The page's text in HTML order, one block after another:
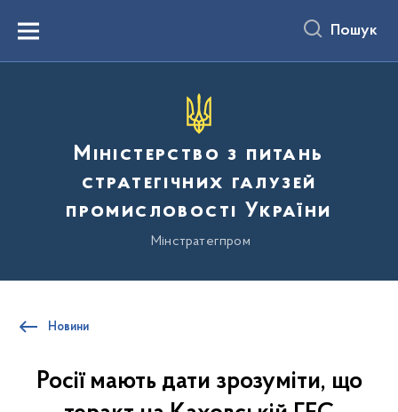
вмістуMenu Пошук
Міністерство з питань
стратегічних галузей
промисловості України
Мінстратегпром
Новини
Росії мають дати зрозуміти, що